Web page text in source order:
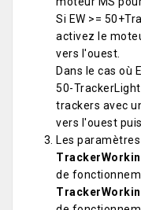
Si EW >=
activez le
vers l'ouest.
Dans le cas où
50-
trackers avec
vers l'ouest
Les
de